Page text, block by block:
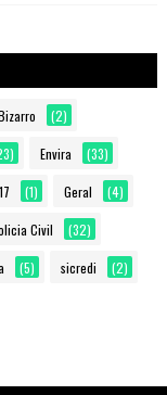
(2)
Envira (33)
(1) Geral (4)
Civil (32)
(5) sicredi (2)